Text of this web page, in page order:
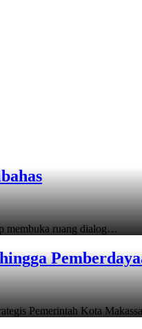
membuka ruang dialog…
Pemerintah Kota